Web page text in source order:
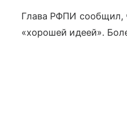
Глава РФПИ сообщил,
«хорошей идеей».